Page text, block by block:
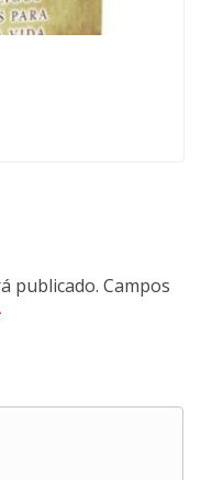
publicado. Campos